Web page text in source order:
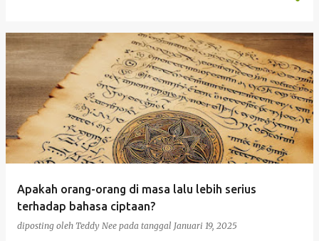
Apakah orang-orang di masa lalu lebih serius
terhadap bahasa ciptaan?
diposting oleh Teddy Nee pada tanggal Januari 19, 2025